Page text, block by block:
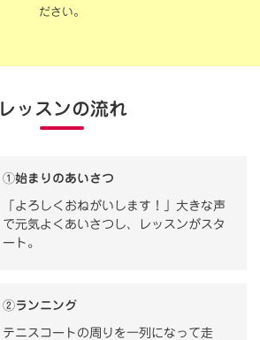
ださい。
レッスンの流れ
①始まりのあいさつ
「よろしくおねがいします！」大きな声
で元気よくあいさつし、レッスンがスタ
ート。
②ランニング
テニスコートの周りを一列になって走